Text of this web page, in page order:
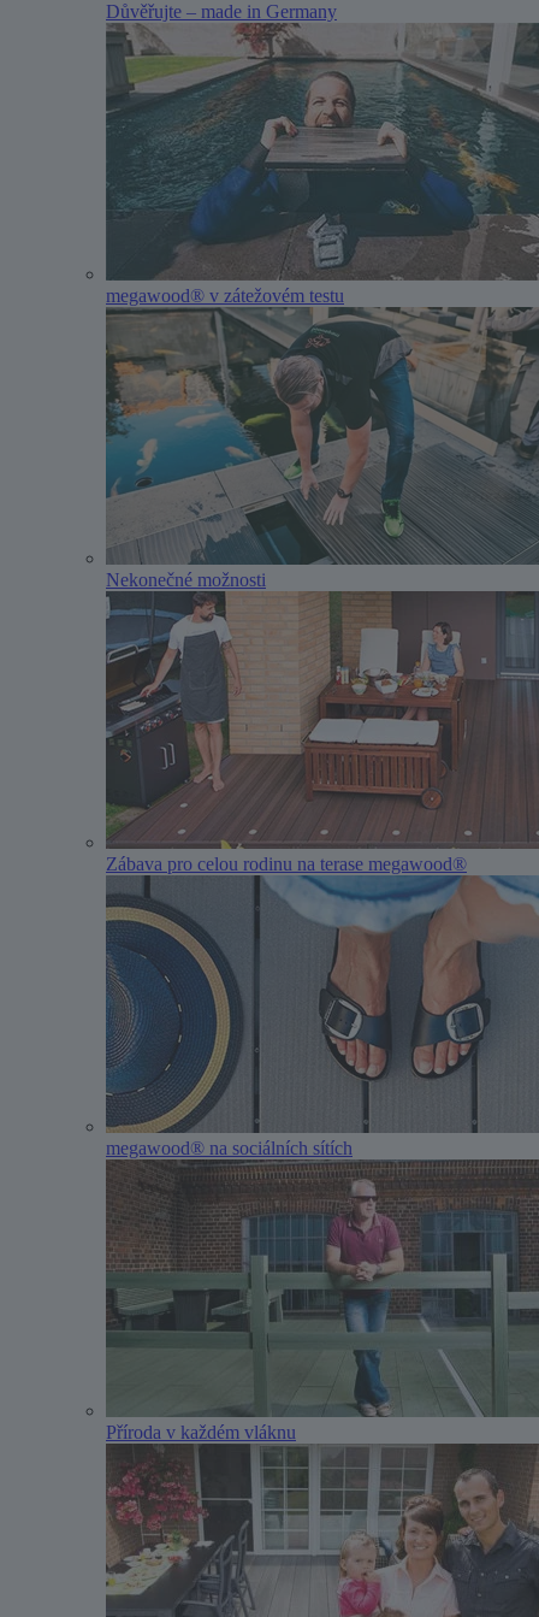
Důvěřujte – made in Germany
megawood® v zátežovém testu
Nekonečné možnosti
Zábava pro celou rodinu na terase megawood®
megawood® na sociálních sítích
Příroda v každém vláknu